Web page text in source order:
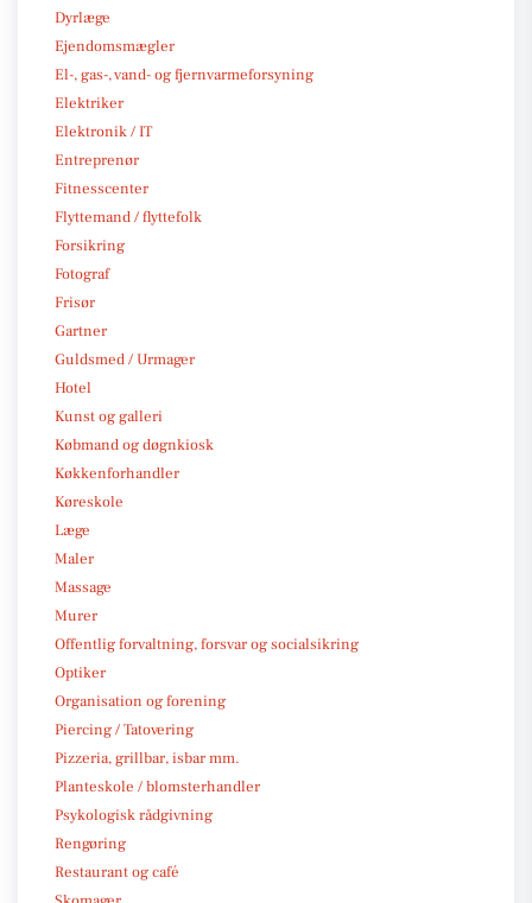
Dyrlæge
Ejendomsmægler
El-, gas-, vand- og fjernvarmeforsyning
Elektriker
Elektronik / IT
Entreprenør
Fitnesscenter
Flyttemand / flyttefolk
Forsikring
Fotograf
Frisør
Gartner
Guldsmed / Urmager
Hotel
Kunst og galleri
Købmand og døgnkiosk
Køkkenforhandler
Køreskole
Læge
Maler
Massage
Murer
Offentlig forvaltning, forsvar og socialsikring
Optiker
Organisation og forening
Piercing / Tatovering
Pizzeria, grillbar, isbar mm.
Planteskole / blomsterhandler
Psykologisk rådgivning
Rengøring
Restaurant og café